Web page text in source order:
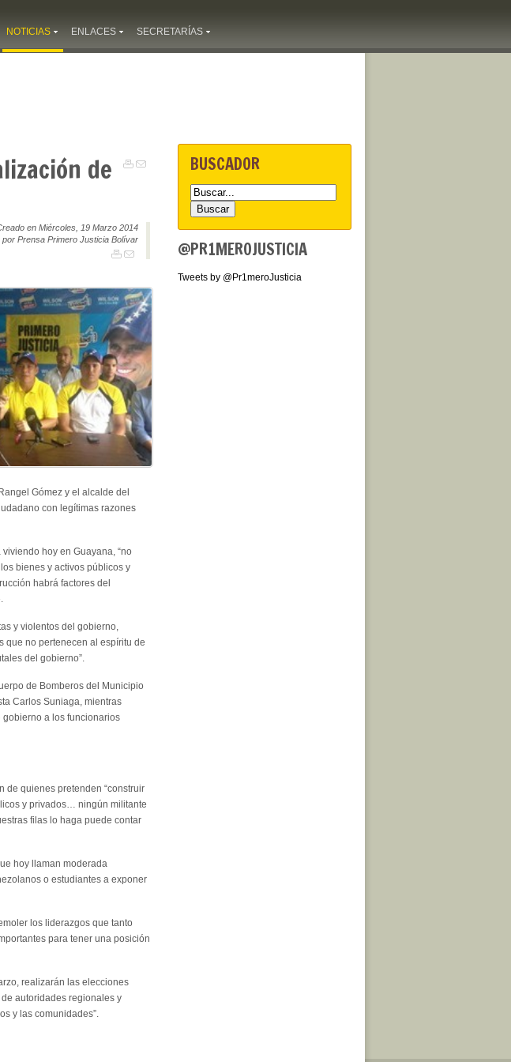
NOTICIAS ENLACES SECRETARÍAS
de
en Miércoles, 19 Marzo 2014
por Prensa Primero Justicia Bolívar
Gómez y el alcalde del
con legítimas razones
hoy en Guayana, “no
bienes y activos públicos y
habrá factores del
y violentos del gobierno,
que no pertenecen al espíritu de
del gobierno”.
de Bomberos del Municipio
Carlos Suniaga, mientras
gobierno a los funcionarios
de quienes pretenden “construir
y privados… ningún militante
filas lo haga puede contar
hoy llaman moderada
o estudiantes a exponer
los liderazgos que tanto
para tener una posición
realizarán las elecciones
autoridades regionales y
y las comunidades”.
BUSCADOR
@PR1MEROJUSTICIA
Tweets by @Pr1meroJusticia